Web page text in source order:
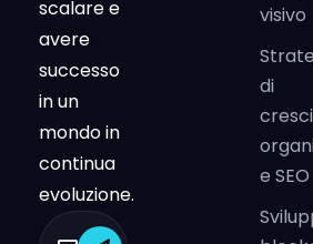
scalare e
avere
successo
in un
mondo in
continua
evoluzione.
visivo
di
e SEO